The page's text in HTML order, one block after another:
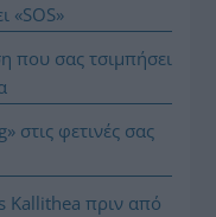
«SOS»
που σας τσιμπήσει
στις φετινές σας
Kallithea πριν από